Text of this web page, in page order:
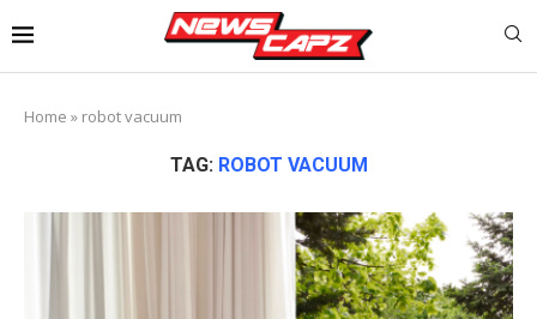
Home » robot vacuum
TAG: ROBOT VACUUM